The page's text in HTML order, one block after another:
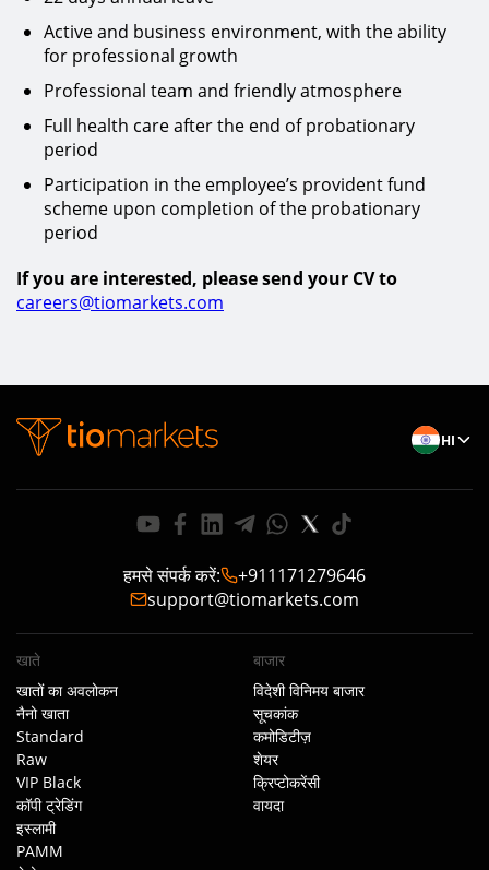
Active and business environment, with the ability
for professional growth
Professional team and friendly atmosphere
Full health care after the end of probationary
period
Participation in the employee’s provident fund
scheme upon completion of the probationary
period
If you are interested, please send your CV to
careers@tiomarkets.com
HI
हमसे संपर्क करें:
+911171279646
support@tiomarkets.com
खाते
खातों का अवलोकन
नैनो खाता
Standard
Raw
VIP Black
कॉपी ट्रेडिंग
इस्लामी
PAMM
बाजार
विदेशी विनिमय बाजार
सूचकांक
कमोडिटीज़
शेयर
क्रिप्टोकरेंसी
वायदा